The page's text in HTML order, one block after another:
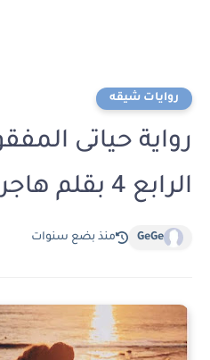
روايات شيقه
رواية حياتى
الرابع 4 بقلم هاجر نور الدين
GeGe منذ بضع سنوات